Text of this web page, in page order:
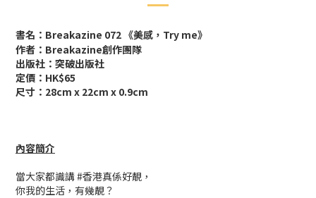
書名： Breakazine 072 《美感，Try me》
作者：Breakazine創作團隊
出版社：突破出版社
定價：HK$65
尺寸：28cm x 22cm x 0.9cm
內容簡介
當大家都識講 #香港真係好靚，
你我的生活，有幾靚？